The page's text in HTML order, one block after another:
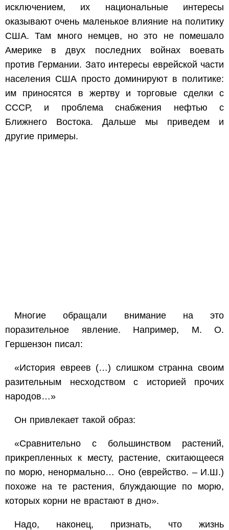
исключением, их национальные интересы
оказывают очень маленькое влияние на политику
США. Там много немцев, но это не помешало
Америке в двух последних войнах воевать
против Германии. Зато интересы еврейской части
населения США просто доминируют в политике:
им приносятся в жертву и торговые сделки с
СССР, и проблема снабжения нефтью с
Ближнего Востока. Дальше мы приведем и
другие примеры.
Многие обращали внимание на это
поразительное явление. Например, М. О.
Гершензон писал:
«История евреев (…) слишком странна своим
разительным несходством с историей прочих
народов…»
Он привлекает такой образ:
«Сравнительно с большинством растений,
прикрепленных к месту, растение, скитающееся
по морю, ненормально… Оно (еврейство. – И.Ш.)
похоже на те растения, блуждающие по морю,
которых корни не врастают в дно».
Надо, наконец, признать, что жизнь